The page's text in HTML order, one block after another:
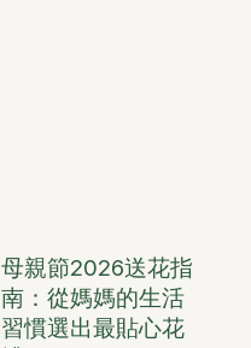
母親節2026送花指
南：從媽媽的生活
習慣選出最貼心花